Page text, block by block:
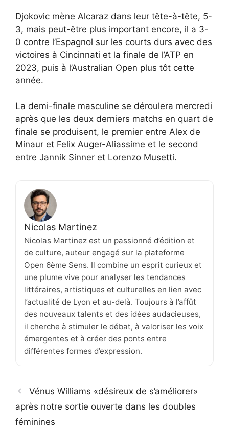
Djokovic mène Alcaraz dans leur tête-à-tête, 5-
3, mais peut-être plus important encore, il a 3-
0 contre l’Espagnol sur les courts durs avec des
victoires à Cincinnati et la finale de l’ATP en
2023, puis à l’Australian Open plus tôt cette
année.
La demi-finale masculine se déroulera mercredi
après que les deux derniers matchs en quart de
finale se produisent, le premier entre Alex de
Minaur et Felix Auger-Aliassime et le second
entre Jannik Sinner et Lorenzo Musetti.
Nicolas Martinez
Nicolas Martinez est un passionné d’édition et
de culture, auteur engagé sur la plateforme
Open 6ème Sens. Il combine un esprit curieux et
une plume vive pour analyser les tendances
littéraires, artistiques et culturelles en lien avec
l’actualité de Lyon et au-delà. Toujours à l’affût
des nouveaux talents et des idées audacieuses,
il cherche à stimuler le débat, à valoriser les voix
émergentes et à créer des ponts entre
différentes formes d’expression.
Vénus Williams «désireux de s’améliorer»
après notre sortie ouverte dans les doubles
féminines